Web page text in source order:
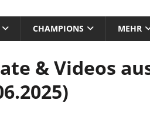
CHAMPIONS MEHR
& Videos